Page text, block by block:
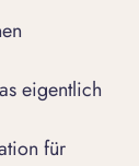
eigentlich
für